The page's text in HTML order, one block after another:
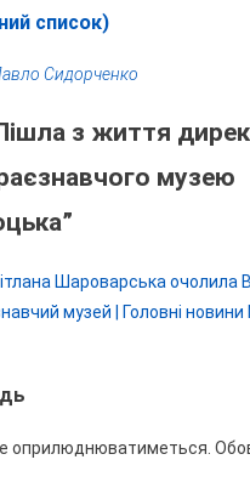
список)
Сидорченко
з життя
музею
”
Шароварська очолила
музей | Головні
оприлюднюватиметься.